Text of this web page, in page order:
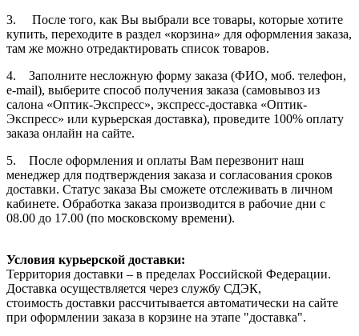
3. После того, как Вы выбрали все товары, которые хотите
купить, переходите в раздел «корзина» для оформления заказа,
там же можно отредактировать список товаров.
4. Заполните несложную форму заказа (ФИО, моб. телефон,
e-mail), выберите способ получения заказа (самовывоз из
салона «Оптик-Экспресс», экспресс-доставка «Оптик-
Экспресс» или курьерская доставка), проведите 100% оплату
заказа онлайн на сайте.
5. После оформления и оплаты Вам перезвонит наш
менеджер для подтверждения заказа и согласования сроков
доставки. Статус заказа Вы сможете отслеживать в личном
кабинете. Обработка заказа производится в рабочие дни с
08.00 до 17.00 (по московскому времени).
Условия курьерской доставки:
Территория доставки – в пределах Российской Федерации.
Доставка осуществляется через службу СДЭК,
стоимость доставки рассчитывается автоматически на сайте
при оформлении заказа в корзине на этапе "доставка".